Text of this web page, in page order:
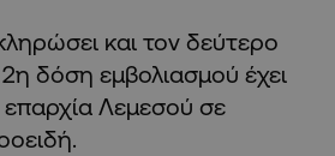
και τον δεύτερο
δόση εμβολιασμού έχει
Λεμεσού σε